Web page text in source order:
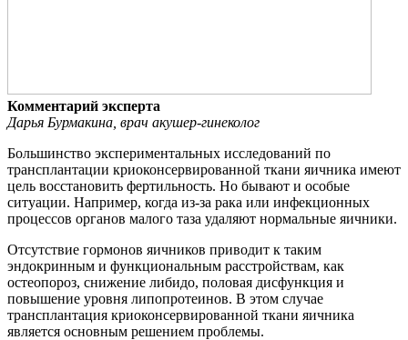
Комментарий эксперта
Дарья Бурмакина, врач акушер-гинеколог
Большинство экспериментальных исследований по
трансплантации криоконсервированной ткани яичника имеют
цель восстановить фертильность. Но бывают и особые
ситуации. Например, когда из-за рака или инфекционных
процессов органов малого таза удаляют нормальные яичники.
Отсутствие гормонов яичников приводит к таким
эндокринным и функциональным расстройствам, как
остеопороз, снижение либидо, половая дисфункция и
повышение уровня липопротеинов. В этом случае
трансплантация криоконсервированной ткани яичника
является основным решением проблемы.